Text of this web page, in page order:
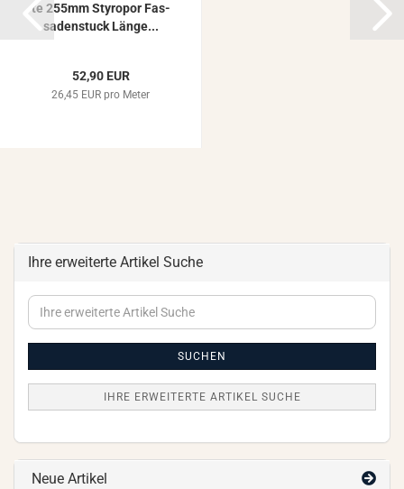
te 255mm Sty­ro­por Fas­
sa­den­stuck Länge...
52,90 EUR
26,45 EUR pro Meter
Ihre erweiterte Artikel Suche
Ihre
erweiterte
SUCHEN
IHRE ERWEITERTE ARTIKEL SUCHE
Neue Artikel